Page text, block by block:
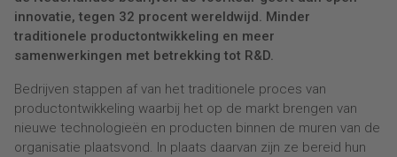
innovatie, tegen 32 procent wereldwijd. Minder
traditionele productontwikkeling en meer
samenwerkingen met betrekking tot R&D.
Bedrijven stappen af van het traditionele proces van
productontwikkeling waarbij het op de markt brengen van
nieuwe technologieën en producten binnen de muren van de
organisatie plaatsvond. In plaats daarvan zijn ze bereid hun